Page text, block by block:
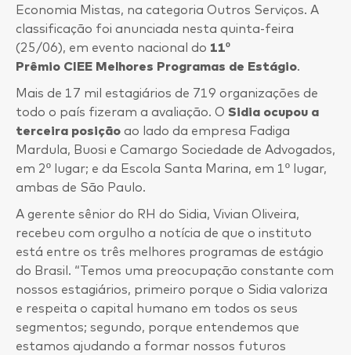
Economia Mistas, na categoria Outros Serviços. A
classificação foi anunciada nesta quinta-feira
(25/06), em evento nacional do 11º
Prêmio CIEE Melhores Programas de Estágio.
Mais de 17 mil estagiários de 719 organizações de
todo o país fizeram a avaliação. O Sidia ocupou a
terceira posição ao lado da empresa Fadiga
Mardula, Buosi e Camargo Sociedade de Advogados,
em 2º lugar; e da Escola Santa Marina, em 1º lugar,
ambas de São Paulo.
A gerente sênior do RH do Sidia, Vivian Oliveira,
recebeu com orgulho a notícia de que o instituto
está entre os três melhores programas de estágio
do Brasil. “Temos uma preocupação constante com
nossos estagiários, primeiro porque o Sidia valoriza
e respeita o capital humano em todos os seus
segmentos; segundo, porque entendemos que
estamos ajudando a formar nossos futuros